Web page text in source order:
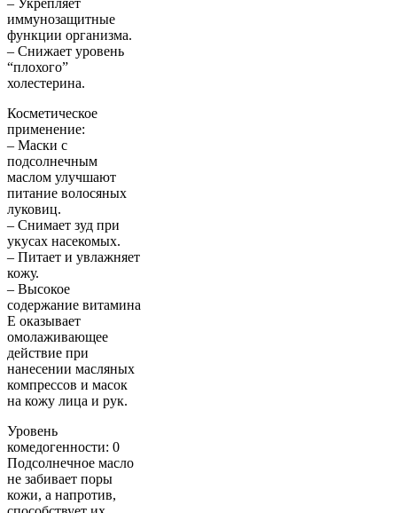
иммунозащитные
функции организма.
– Снижает уровень
“плохого”
холестерина.
Косметическое
применение:
– Маски с
подсолнечным
маслом улучшают
питание волосяных
луковиц.
– Снимает зуд при
укусах насекомых.
– Питает и увлажняет
кожу.
– Высокое
содержание витамина
Е оказывает
омолаживающее
действие при
нанесении масляных
компрессов и масок
на кожу лица и рук.
Уровень
комедогенности: 0
Подсолнечное масло
не забивает поры
кожи, а напротив,